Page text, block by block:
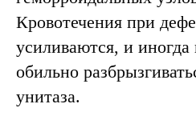
Кровотечения при
усиливаются, и
обильно
унитаза.